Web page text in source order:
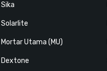
Sika
Solarlite
Mortar Utama (MU)
Dextone